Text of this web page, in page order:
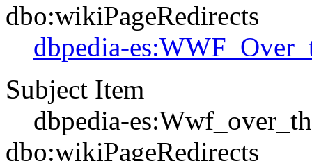
dbo:wikiPageRedirects
dbpedia-
Subject Item
dbpedia-
dbo:wikiPageRedirects